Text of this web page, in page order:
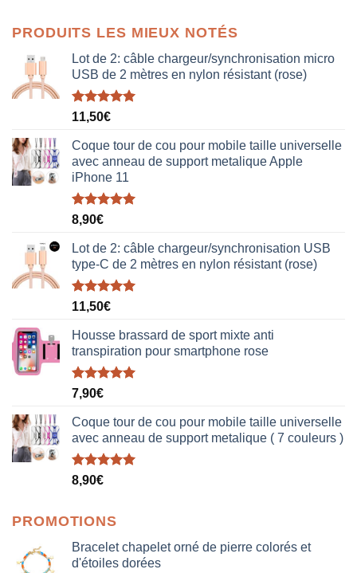
était :
38,00€.
est :
19,00€.
PRODUITS LES MIEUX NOTÉS
Lot de 2: câble chargeur/synchronisation micro
USB de 2 mètres en nylon résistant (rose)
Note5.00
11,50€
Coque tour de cou pour mobile taille universelle
avec anneau de support metalique Apple
iPhone 11
Note5.00
8,90€
Lot de 2: câble chargeur/synchronisation USB
type-C de 2 mètres en nylon résistant (rose)
Note5.00
11,50€
Housse brassard de sport mixte anti
transpiration pour smartphone rose
Note5.00
7,90€
Coque tour de cou pour mobile taille universelle
avec anneau de support metalique ( 7 couleurs )
Note5.00
8,90€
PROMOTIONS
Bracelet chapelet orné de pierre colorés et
d'étoiles dorées